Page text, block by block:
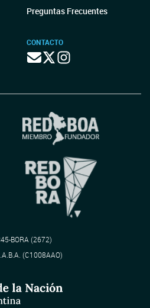
Preguntas Frecuentes
CONTACTO
BORA (2672)
(C1008AAO)